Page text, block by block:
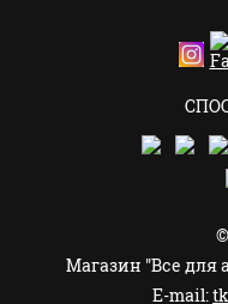
Магазин "Все для
E-mail: